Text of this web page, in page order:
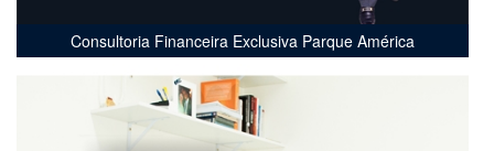
Consultoria Financeira Exclusiva Parque América